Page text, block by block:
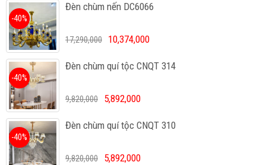
Đèn chùm nến DC6066
-40%
17,290,000 10,374,000
Đèn chùm quí tộc CNQT 314
-40%
9,820,000 5,892,000
Đèn chùm quí tộc CNQT 310
-40%
9,820,000 5,892,000